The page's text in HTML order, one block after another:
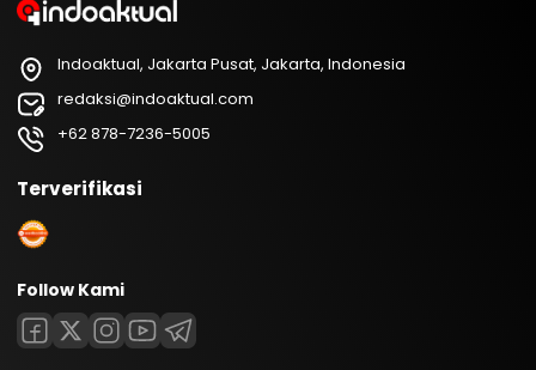
Indoaktual, Jakarta Pusat, Jakarta, Indonesia
redaksi@indoaktual.com
+62 878-7236-5005
Terverifikasi
Follow Kami